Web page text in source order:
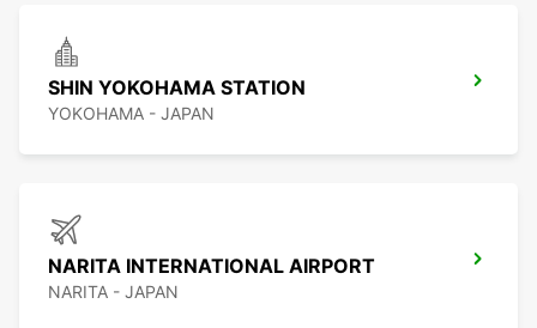
SHIN YOKOHAMA STATION
YOKOHAMA - JAPAN
NARITA INTERNATIONAL AIRPORT
NARITA - JAPAN